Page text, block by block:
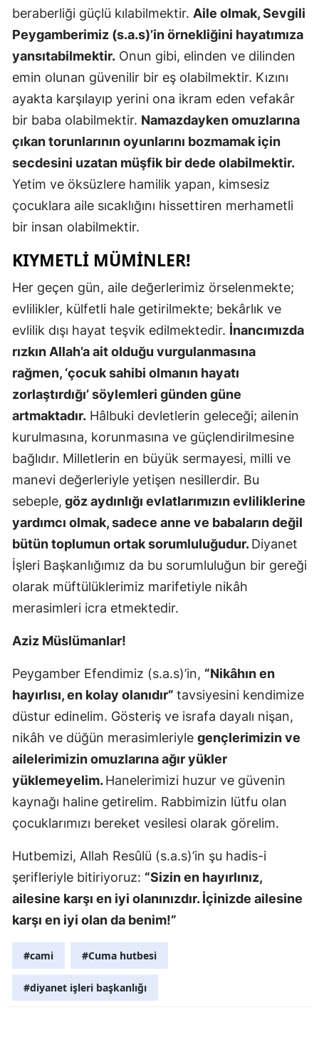
Kırşehir
Kocaeli
Kütahya
Malatya
Manisa
Mardin
Niğde
Sakarya
Sinop
Sivas
Tekirdağ
Şanlıurfa
Uşak
Van
Zonguldak
Aksaray
Bayburt
Karaman
beraberliği güçlü kılabilmektir. Aile olmak, Sevgili
Peygamberimiz (s.a.s)’in örnekliğini hayatımıza
yansıtabilmektir. Onun gibi, elinden ve dilinden
emin olunan güvenilir bir eş olabilmektir. Kızını
ayakta karşılayıp yerini ona ikram eden vefakâr
bir baba olabilmektir. Namazdayken omuzlarına
çıkan torunlarının oyunlarını bozmamak için
secdesini uzatan müşfik bir dede olabilmektir.
Yetim ve öksüzlere hamilik yapan, kimsesiz
çocuklara aile sıcaklığını hissettiren merhametli
bir insan olabilmektir.
KIYMETLI MÜMINLER!
Her geçen gün, aile değerlerimiz örselenmekte;
evlilikler, külfetli hale getirilmekte; bekârlık ve
evlilik dışı hayat teşvik edilmektedir. İnancımızda
rızkın Allah’a ait olduğu vurgulanmasına
rağmen, ‘çocuk sahibi olmanın hayatı
zorlaştırdığı’ söylemleri günden güne
artmaktadır. Hâlbuki devletlerin geleceği; ailenin
kurulmasına, korunmasına ve güçlendirilmesine
bağlıdır. Milletlerin en büyük sermayesi, milli ve
manevi değerleriyle yetişen nesillerdir. Bu
sebeple, göz aydınlığı evlatlarımızın evliliklerine
yardımcı olmak, sadece anne ve babaların değil
bütün toplumun ortak sorumluluğudur.Diyanet
İşleri Başkanlığımız da bu sorumluluğun bir gereği
olarak müftülüklerimiz marifetiyle nikâh
merasimleri icra etmektedir.
Aziz Müslümanlar!
Peygamber Efendimiz (s.a.s)’in, “Nikâhın en
hayırlısı, en kolay olanıdır” tavsiyesini kendimize
düstur edinelim. Gösteriş ve israfa dayalı nişan,
nikâh ve düğün merasimleriyle gençlerimizin ve
ailelerimizin omuzlarına ağır yükler
yüklemeyelim.Hanelerimizi huzur ve güvenin
kaynağı haline getirelim. Rabbimizin lütfu olan
çocuklarımızı bereket vesilesi olarak görelim.
Hutbemizi, Allah Resûlü (s.a.s)’in şu hadis-i
şerifleriyle bitiriyoruz: “Sizin en hayırlınız,
ailesine karşı en iyi olanınızdır. İçinizde ailesine
karşı en iyi olan da benim!”
#cami #Cuma hutbesi
#diyanet işleri başkanlığı